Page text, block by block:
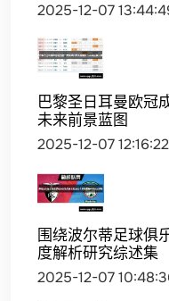
2025-12-07
巴黎圣日耳曼欧冠
未来前景蓝图
2025-12-07 12:16:22
围绕波尔蒂足球俱
度解析研究综述集
2025-12-07